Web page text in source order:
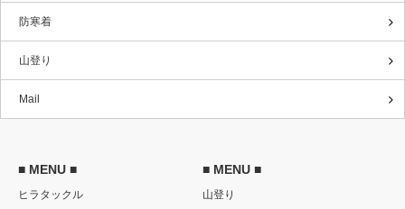
防寒着
山登り
Mail
■ MENU ■
ヒラタックル
■ MENU ■
山登り